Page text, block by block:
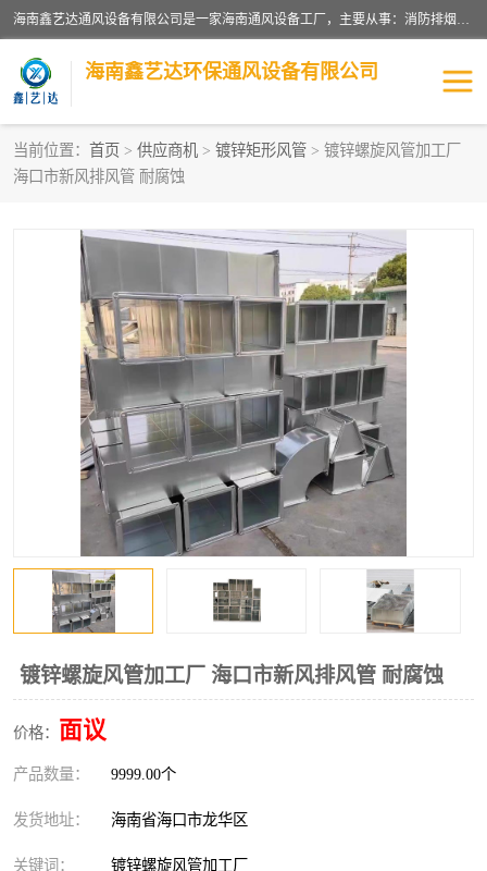
海南鑫艺达通风设备有限公司是一家海南通风设备工厂，主要从事：消防排烟工程、油烟净化工程、厨房排烟工程、酒店厨房设备、新风排风系统、镀锌铁皮管道加工、暖通工程、通风管道安装、消防火阀百叶风口等业务。公司拥有管道及配件一体化工厂生产线，良好的售后服务，良好的设计团队，良好的施工团队、良好管理人员，掌握畅通丰富的信息、市场渠道。
海南鑫艺达环保通风设备有限公司
当前位置： 首页 > 供应商机 > 镀锌矩形风管 > 镀锌螺旋风管加工厂
海口市新风排风管 耐腐蚀
镀锌螺旋风管加工厂 海口市新风排风管 耐腐蚀
价格： 面议
产品数量： 9999.00个
发货地址： 海南省海口市龙华区
关键词： 镀锌螺旋风管加工厂
海南暖通工程
海南厨房排烟工程 海南酒店厨房设备
海南油烟净化工程 管道配件
风机系列 镁质防火风管
通风设备 通风管道
消防阀门 消防风机
镀锌矩形风管
镀锌螺旋风管 PP风管
不锈钢烟罩
排烟风机 百叶风口
油烟净化器